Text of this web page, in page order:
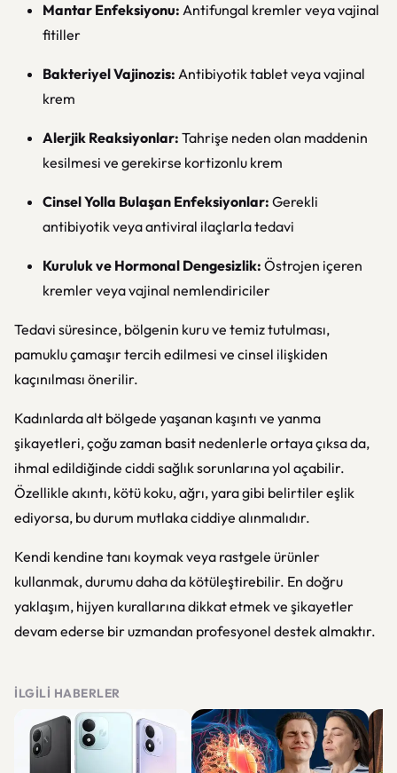
Mantar Enfeksiyonu: Antifungal kremler veya vajinal
fitiller
Bakteriyel Vajinozis: Antibiyotik tablet veya vajinal
krem
Alerjik Reaksiyonlar: Tahrişe neden olan maddenin
kesilmesi ve gerekirse kortizonlu krem
Cinsel Yolla Bulaşan Enfeksiyonlar: Gerekli
antibiyotik veya antiviral ilaçlarla tedavi
Kuruluk ve Hormonal Dengesizlik: Östrojen içeren
kremler veya vajinal nemlendiriciler
Tedavi süresince, bölgenin kuru ve temiz tutulması,
pamuklu çamaşır tercih edilmesi ve cinsel ilişkiden
kaçınılması önerilir.
Kadınlarda alt bölgede yaşanan kaşıntı ve yanma
şikayetleri, çoğu zaman basit nedenlerle ortaya çıksa da,
ihmal edildiğinde ciddi sağlık sorunlarına yol açabilir.
Özellikle akıntı, kötü koku, ağrı, yara gibi belirtiler eşlik
ediyorsa, bu durum mutlaka ciddiye alınmalıdır.
Kendi kendine tanı koymak veya rastgele ürünler
kullanmak, durumu daha da kötüleştirebilir. En doğru
yaklaşım, hijyen kurallarına dikkat etmek ve şikayetler
devam ederse bir uzmandan profesyonel destek almaktır.
İLGILI HABERLER